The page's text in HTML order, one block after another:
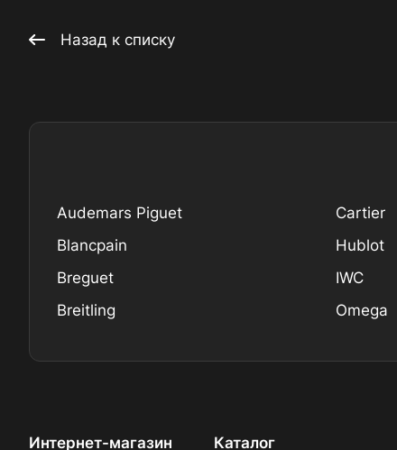
Назад к списку
Audemars Piguet
Blancpain
Breguet
Breitling
Cartier
Hublot
IWC
Omega
Интернет-магазин Каталог